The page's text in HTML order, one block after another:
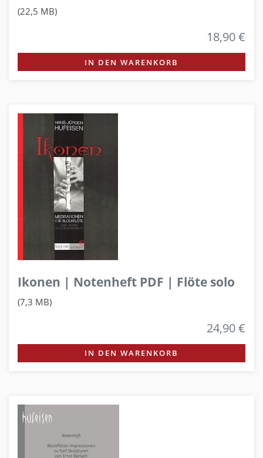
(22,5 MB)
18,90 €
IN DEN WARENKORB
Ikonen | Notenheft PDF | Flöte solo
(7,3 MB)
24,90 €
IN DEN WARENKORB